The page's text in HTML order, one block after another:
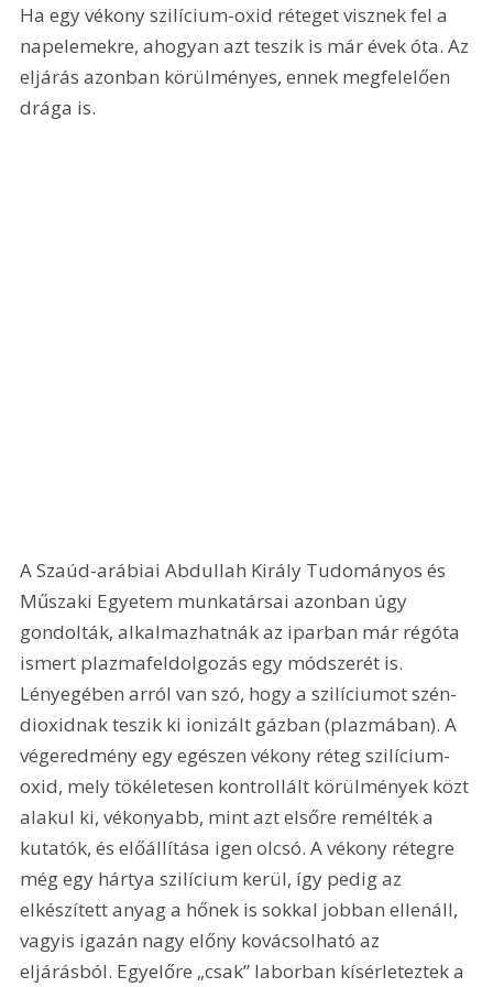
Ha egy vékony szilícium-oxid réteget visznek fel a
napelemekre, ahogyan azt teszik is már évek óta. Az
eljárás azonban körülményes, ennek megfelelően
drága is.
A Szaúd-arábiai Abdullah Király Tudományos és
Műszaki Egyetem munkatársai azonban úgy
gondolták, alkalmazhatnák az iparban már régóta
ismert plazmafeldolgozás egy módszerét is.
Lényegében arról van szó, hogy a szilíciumot szén-
dioxidnak teszik ki ionizált gázban (plazmában). A
végeredmény egy egészen vékony réteg szilícium-
oxid, mely tökéletesen kontrollált körülmények közt
alakul ki, vékonyabb, mint azt elsőre remélték a
kutatók, és előállítása igen olcsó. A vékony rétegre
még egy hártya szilícium kerül, így pedig az
elkészített anyag a hőnek is sokkal jobban ellenáll,
vagyis igazán nagy előny kovácsolható az
eljárásból. Egyelőre „csak” laborban kísérleteztek a